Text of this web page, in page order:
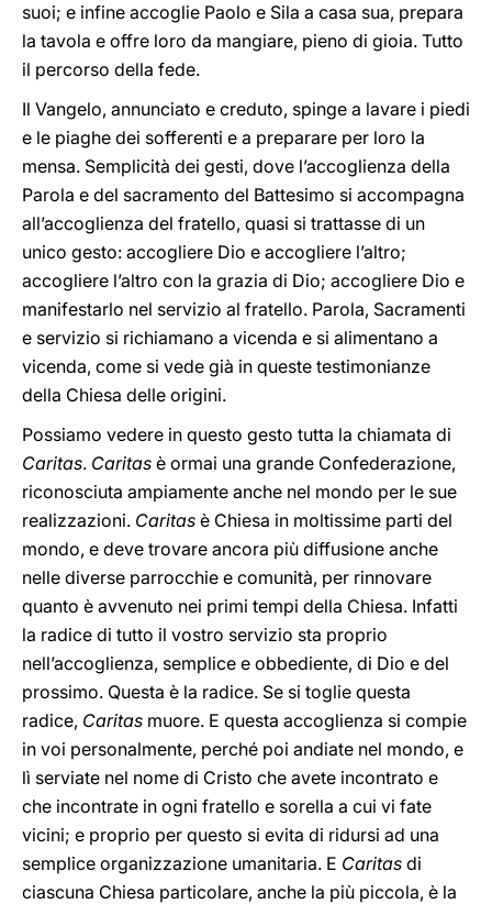
suoi; e infine accoglie Paolo e Sila a casa sua, prepara
la tavola e offre loro da mangiare, pieno di gioia. Tutto
il percorso della fede.
Il Vangelo, annunciato e creduto, spinge a lavare i piedi
e le piaghe dei sofferenti e a preparare per loro la
mensa. Semplicità dei gesti, dove l’accoglienza della
Parola e del sacramento del Battesimo si accompagna
all’accoglienza del fratello, quasi si trattasse di un
unico gesto: accogliere Dio e accogliere l’altro;
accogliere l’altro con la grazia di Dio; accogliere Dio e
manifestarlo nel servizio al fratello. Parola, Sacramenti
e servizio si richiamano a vicenda e si alimentano a
vicenda, come si vede già in queste testimonianze
della Chiesa delle origini.
Possiamo vedere in questo gesto tutta la chiamata di
Caritas. Caritas è ormai una grande Confederazione,
riconosciuta ampiamente anche nel mondo per le sue
realizzazioni. Caritas è Chiesa in moltissime parti del
mondo, e deve trovare ancora più diffusione anche
nelle diverse parrocchie e comunità, per rinnovare
quanto è avvenuto nei primi tempi della Chiesa. Infatti
la radice di tutto il vostro servizio sta proprio
nell’accoglienza, semplice e obbediente, di Dio e del
prossimo. Questa è la radice. Se si toglie questa
radice, Caritas muore. E questa accoglienza si compie
in voi personalmente, perché poi andiate nel mondo, e
lì serviate nel nome di Cristo che avete incontrato e
che incontrate in ogni fratello e sorella a cui vi fate
vicini; e proprio per questo si evita di ridursi ad una
semplice organizzazione umanitaria. E Caritas di
ciascuna Chiesa particolare, anche la più piccola, è la